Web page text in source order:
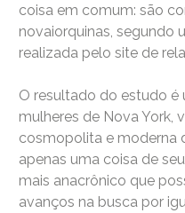
coisa em comum: são
novaiorquinas, segundo
realizada pelo site de
O resultado do estudo é
mulheres de Nova York,
cosmopolita e moderna
apenas uma coisa de
mais anacrônico que
avanços na busca por